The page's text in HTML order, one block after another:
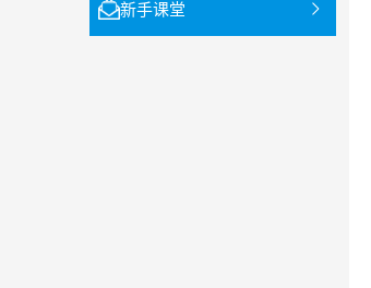
新手课堂